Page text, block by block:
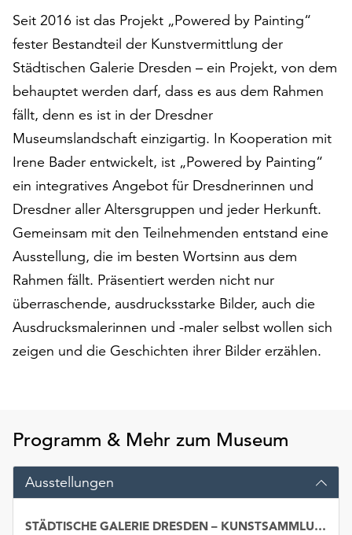
auf
„Alle
akzeptieren“,
um
alle
Cookies
zu
akzeptieren.
Sie
können
Einverständnis
jederzeit
ändern
und
widerrufen.
Dafür
steht
Ihnen
am
die
Schaltfläche
„Cookie-
Einstellungen“
zur
Verfügung.
Seit 2016 ist das Projekt „Powered by Painting“
fester Bestandteil der Kunstvermittlung der
Städtischen Galerie Dresden – ein Projekt, von dem
behauptet werden darf, dass es aus dem Rahmen
fällt, denn es ist in der Dresdner
Museumslandschaft einzigartig. In Kooperation mit
Irene Bader entwickelt, ist „Powered by Painting“
ein integratives Angebot für Dresdnerinnen und
Dresdner aller Altersgruppen und jeder Herkunft.
Gemeinsam mit den Teilnehmenden entstand eine
Ausstellung, die im besten Wortsinn aus dem
Rahmen fällt. Präsentiert werden nicht nur
überraschende, ausdrucksstarke Bilder, auch die
Ausdrucksmalerinnen und -maler selbst wollen sich
zeigen und die Geschichten ihrer Bilder erzählen.
Programm & Mehr zum Museum
Ausstellungen
STÄDTISCHE GALERIE DRESDEN – KUNSTSAMMLUNG